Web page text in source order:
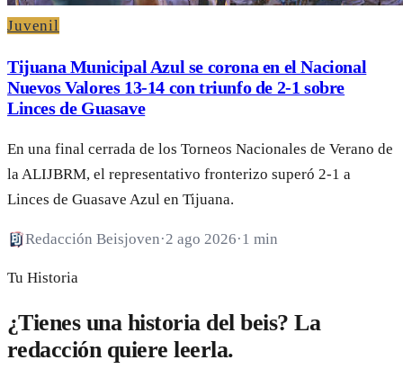
Juvenil
Tijuana Municipal Azul se corona en el Nacional
Nuevos Valores 13-14 con triunfo de 2-1 sobre
Linces de Guasave
En una final cerrada de los Torneos Nacionales de Verano de
la ALIJBRM, el representativo fronterizo superó 2-1 a
Linces de Guasave Azul en Tijuana.
Redacción Beisjoven·2 ago 2026·1 min
Tu Historia
¿Tienes una historia del beis? La
redacción quiere leerla.